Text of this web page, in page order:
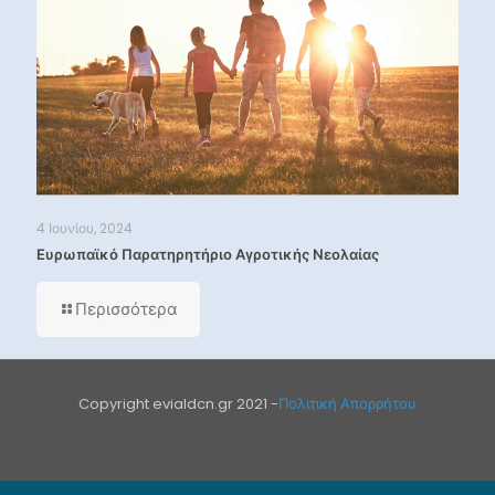
4 Ιουνίου, 2024
Ευρωπαϊκό Παρατηρητήριο Αγροτικής Νεολαίας
Περισσότερα
Copyright evialdcn.gr 2021 -Πολιτική Απορρήτου